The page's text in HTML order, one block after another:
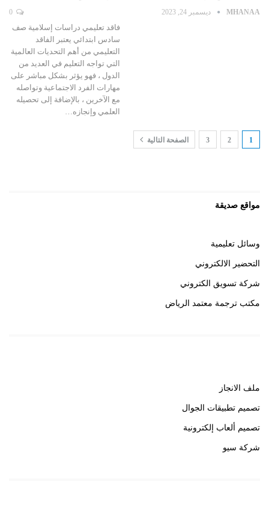
MHANAA ديسمبر 24, 2023
فاقد تعليمي دراسات إسلامية صف
سادس ابتدائي يعتبر الفاقد
التعليمي من أهم التحديات العالمية
التي تواجه التعليم في العديد من
الدول ، فهو يؤثر بشكل مباشر على
مهارات الفرد الاجتماعية وتواصله
مع الآخرين ، بالإضافة إلى تحصيله
العلمي وإنجازه…
1
2
3 الصفحة التالية
مواقع صديقة
وسائل تعليمية
التحضير الالكتروني
شركة تسويق الكتروني
مكتب ترجمة معتمد الرياض
ملف الانجاز
تصميم تطبيقات الجوال
تصميم ألعاب إلكترونية
شركة سيو